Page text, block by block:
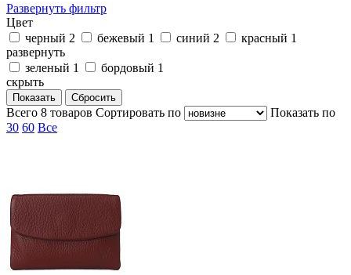
Развернуть фильтр
Цвет
черный 2 бежевый 1 синий 2 красный 1
развернуть
зеленый 1 бордовый 1
скрыть
Всего 8 товаров Cортировать по
Показать по
30 60 Все